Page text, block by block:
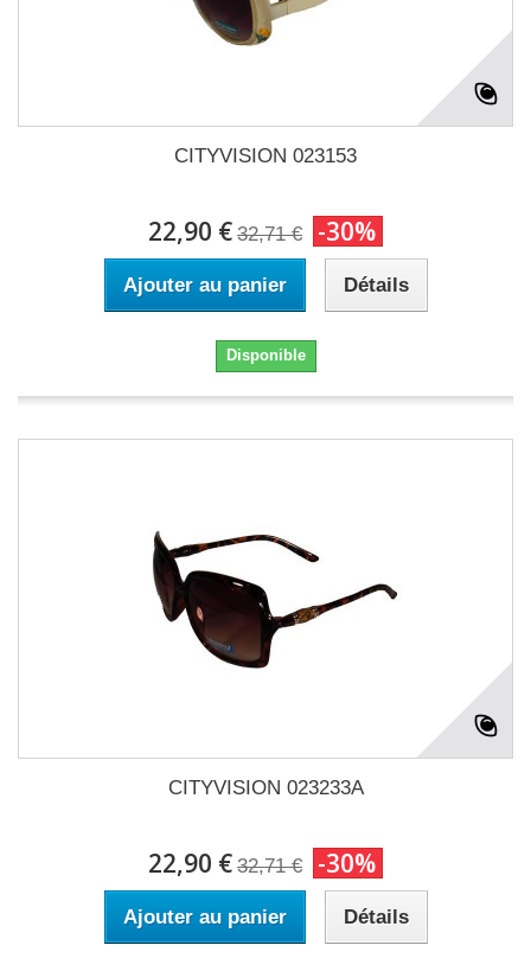
CITYVISION 023153
22,90 € 32,71 € -30%
Ajouter au panier Détails
Disponible
CITYVISION 023233A
22,90 € 32,71 € -30%
Ajouter au panier Détails